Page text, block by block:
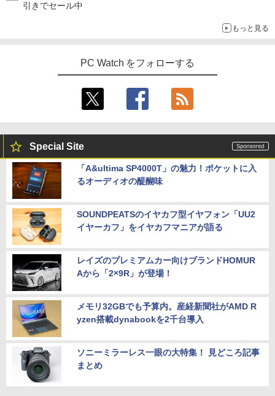
引きでセール中
もっと見る
PC Watch をフォローする
Special Site
「A&ultima SP4000T」の魅力！ポケットに入
るオーディオの醍醐味
SOUNDPEATSのイヤカフ型イヤフォン「UU2
イヤーカフ」をイヤカフマニアが語る
レイズのプレミアムカー向けブランドHOMUR
Aから「2×9R」が登場！
メモリ32GBでも予算内。産経新聞社がAMD R
yzen搭載dynabookを2千台導入
ソニーミラーレス一眼の大特集！ 見どころ記事
まとめ